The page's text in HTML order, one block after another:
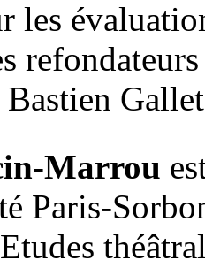
les
Marrou
Paris-